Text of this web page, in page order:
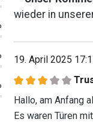
wieder in
19. April 2025
Bewertung mit 3
Hallo, am Anfang
Es waren Türen